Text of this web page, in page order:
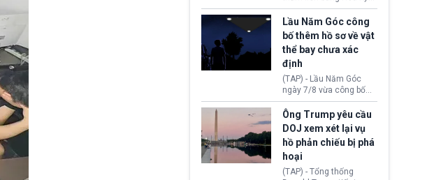
công nghệ, năng lượng
mặt trời nội địa trước sự
thống trị của Trung
Quốc.
vừa phán quyết, chính
quyền Tổng thống
Donald Trump không có
quyền tự ý xây phòng
khiêu vũ mới rộng
khoảng 90.000 feet
vuông tại khu vực Cánh
Đông Nhà Trắng.
Lầu Năm Góc công
bố thêm hồ sơ về vật
thể bay chưa xác
định
(TAP) - Lầu Năm Góc
ngày 7/8 vừa công bố
thêm 41 hồ sơ liên quan
đến UFO hay còn được
gọi là hiện tượng bất
thường chưa xác định
(UAP). Những tài liệu này
bao gồm hình ảnh,
video, báo cáo từ nhiều
Ông Trump yêu cầu
DOJ xem xét lại vụ
hồ phản chiếu bị phá
hoại
(TAP) - Tổng thống